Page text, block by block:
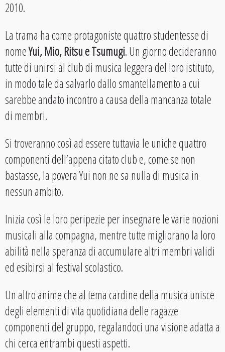
2010.
La trama ha come protagoniste quattro studentesse di
nomeYui, Mio, Ritsu e Tsumugi. Un giorno decideranno
tutte di unirsi al club di musica leggera del loro istituto,
in modo tale da salvarlo dallo smantellamento a cui
sarebbe andato incontro a causa della mancanza totale
di membri.
Si troveranno così ad essere tuttavia le uniche quattro
componenti dell’appena citato club e, come se non
bastasse, la povera Yui non ne sa nulla di musica in
nessun ambito.
Inizia così le loro peripezie per insegnare le varie nozioni
musicali alla compagna, mentre tutte migliorano la loro
abilità nella speranza di accumulare altri membri validi
ed esibirsi al festival scolastico.
Un altro anime che al tema cardine della musica unisce
degli elementi di vita quotidiana delle ragazze
componenti del gruppo, regalandoci una visione adatta a
chi cerca entrambi questi aspetti.